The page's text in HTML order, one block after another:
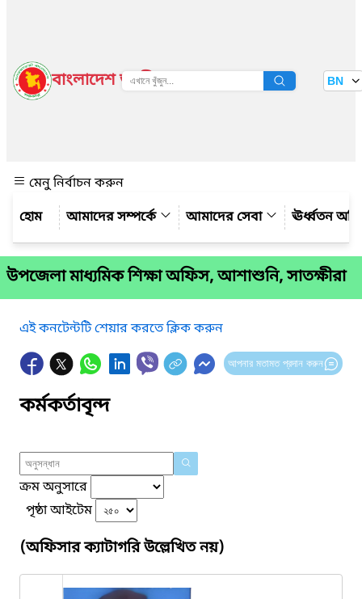
বাংলাদেশ জাতীয় তথ্য বাতায়ন BN
মেনু নির্বাচন করুন
আমাদের সম্পর্কে
আমাদের সেবা ঊর্ধ্বতন
উপজেলা মাধ্যমিক শিক্ষা অফিস, আশাশুনি, সাতক্ষীরা
এই কনটেন্টটি শেয়ার করতে ক্লিক করুন
আপনার মতামত প্রদান করুন
কর্মকর্তাবৃন্দ
ক্রম অনুসারে
পৃষ্ঠা আইটেম
(অফিসার ক্যাটাগরি উল্লেখিত নয়)